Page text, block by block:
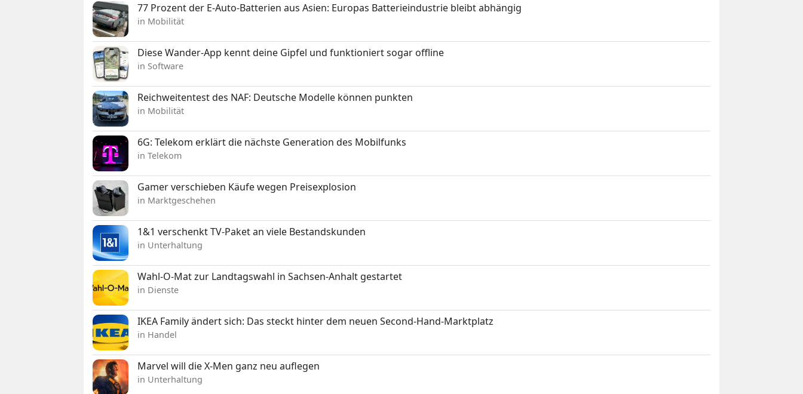
77 Prozent der E-Auto-Batterien aus Asien: Europas Batterieindustrie bleibt abhängig
in Mobilität
Diese Wander-App kennt deine Gipfel und funktioniert sogar offline
in Software
Reichweitentest des NAF: Deutsche Modelle können punkten
in Mobilität
6G: Telekom erklärt die nächste Generation des Mobilfunks
in Telekom
Gamer verschieben Käufe wegen Preisexplosion
in Marktgeschehen
1&1 verschenkt TV-Paket an viele Bestandskunden
in Unterhaltung
Wahl-O-Mat zur Landtagswahl in Sachsen-Anhalt gestartet
in Dienste
IKEA Family ändert sich: Das steckt hinter dem neuen Second-Hand-Marktplatz
in Handel
Marvel will die X-Men ganz neu auflegen
in Unterhaltung